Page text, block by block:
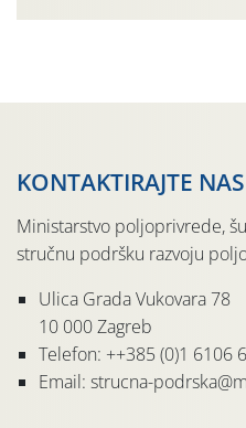
KONTAKTIRAJTE NAS
Ministarstvo poljoprivrede,
stručnu podršku razvoju
Ulica Grada Vukovara 78
10 000 Zagreb
Telefon: ++385 (0)1 6106
Email: strucna-